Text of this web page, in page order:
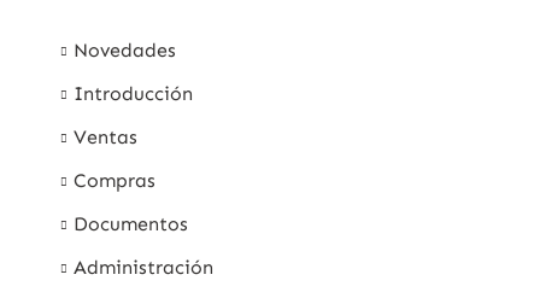
Novedades
Introducción
Ventas
Compras
Documentos
Administración